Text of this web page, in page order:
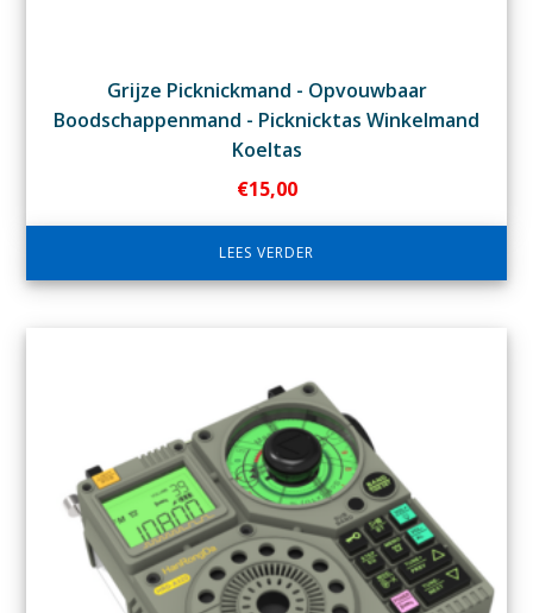
Grijze Picknickmand - Opvouwbaar
Boodschappenmand - Picknicktas Winkelmand
Koeltas
€15,00
LEES VERDER